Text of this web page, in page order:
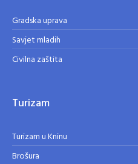
Gradska uprava
Savjet mladih
Civilna zaštita
Turizam
Turizam u Kninu
Brošura